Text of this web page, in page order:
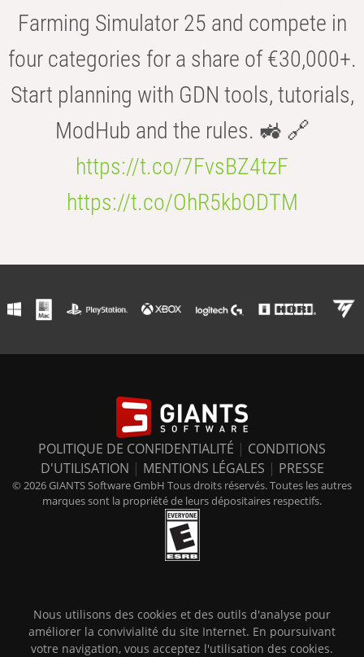
Farming Simulator 25 and compete in
four categories for a share of €30,000+.
Start planning with GDN tools, tutorials,
ModHub and the rules. 🚜 🔗
https://t.co/7FvsBZ4tzF
https://t.co/OhR5kbODTM
POLITIQUE DE CONFIDENTIALITÉ | CONDITIONS
D'UTILISATION | MENTIONS LÉGALES | PRESSE
© 2026 GIANTS Software GmbH Tous droits réservés. Toutes les autres
marques sont la propriété de leurs dépositaires respectifs.
Nous utilisons des cookies et des outils d'analyse pour
améliorer la convivialité du site Internet. En poursuivant
votre navigation, vous acceptez l'utilisation des cookies.